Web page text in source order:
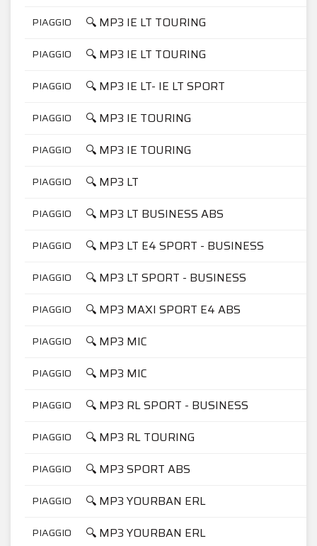
PIAGGIO 🔍 MP3 IE LT TOURING
PIAGGIO 🔍 MP3 IE LT TOURING
PIAGGIO 🔍 MP3 IE LT- IE LT SPORT
PIAGGIO 🔍 MP3 IE TOURING
PIAGGIO 🔍 MP3 IE TOURING
PIAGGIO 🔍 MP3 LT
PIAGGIO 🔍 MP3 LT BUSINESS ABS
PIAGGIO 🔍 MP3 LT E4 SPORT - BUSINESS
PIAGGIO 🔍 MP3 LT SPORT - BUSINESS
PIAGGIO 🔍 MP3 MAXI SPORT E4 ABS
PIAGGIO 🔍 MP3 MIC
PIAGGIO 🔍 MP3 MIC
PIAGGIO 🔍 MP3 RL SPORT - BUSINESS
PIAGGIO 🔍 MP3 RL TOURING
PIAGGIO 🔍 MP3 SPORT ABS
PIAGGIO 🔍 MP3 YOURBAN ERL
PIAGGIO 🔍 MP3 YOURBAN ERL